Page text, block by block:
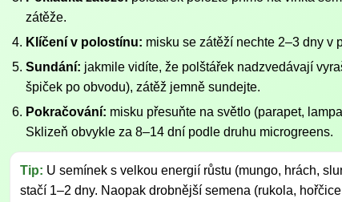
zátěže.
Klíčení v polostínu: misku se zátěží nechte 2–3 dny v
Sundání: jakmile vidíte, že polštářek nadzvedávají
špiček po obvodu), zátěž jemně sundejte.
Pokračování: misku přesuňte na světlo (parapet,
Sklizeň obvykle za 8–14 dní podle druhu microgreens.
Tip: U semínek s velkou energií růstu (mungo, hrách,
stačí 1–2 dny. Naopak drobnější semena (rukola,